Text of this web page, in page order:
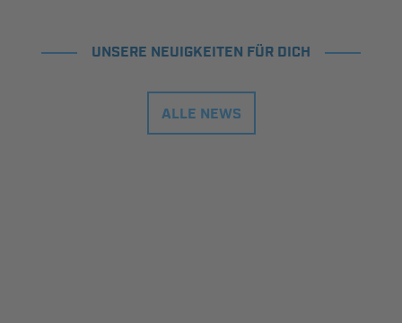
UNSERE NEUIGKEITEN FÜR DICH
ALLE NEWS